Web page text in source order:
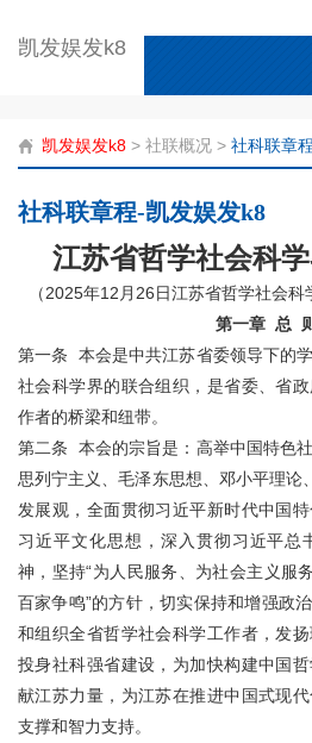
凯发娱发k8
凯发娱发k8 > 社联概况 > 社科联章程
社科联章程-凯发娱发k8
江苏省哲学社会科
（2025年12月26日江苏省哲学社会科
第一章 总
第一条 本会是中共江苏省委领导下的
社会科学界的联合组织，是省委、省
作者的桥梁和纽带。
第二条 本会的宗旨是：高举中国特色
思列宁主义、毛泽东思想、邓小平理论
发展观，全面贯彻习近平新时代中国
习近平文化思想，深入贯彻习近平总
神，坚持“为人民服务、为社会主义服
百家争鸣”的方针，切实保持和增强政
和组织全省哲学社会科学工作者，发
投身社科强省建设，为加快构建中国
献江苏力量，为江苏在推进中国式现
支撑和智力支持。